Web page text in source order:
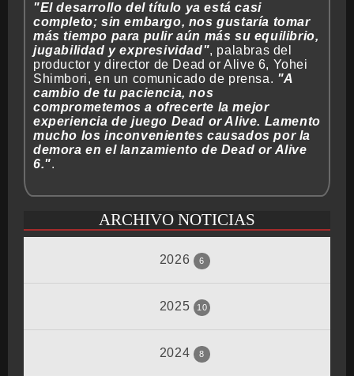
"El desarrollo del título ya está casi
completo; sin embargo, nos gustaría tomar
más tiempo para pulir aún más su equilibrio,
jugabilidad y expresividad", palabras del
productor y director de Dead or Alive 6, Yohei
Shimbori, en un comunicado de prensa. "A
cambio de tu paciencia, nos
comprometemos a ofrecerte la mejor
experiencia de juego Dead or Alive. Lamento
mucho los inconvenientes causados por la
demora en el lanzamiento de Dead or Alive
6.".
ARCHIVO NOTICIAS
2026 6
Junio
Mayo
2025 10
Noviembre-Diciembre
2024 8